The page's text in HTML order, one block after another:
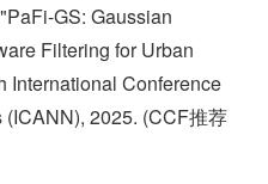
GS: Gaussian
Filtering for Urban
International Conference
2025. (CCF推荐